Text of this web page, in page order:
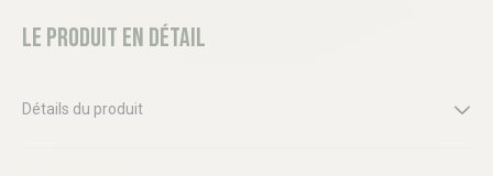
Le produit en détail
Détails du produit